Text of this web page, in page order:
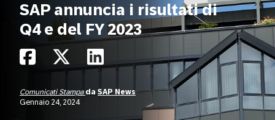
SAP annuncia i risultati di
Q4 e del FY 2023
Comunicati Stampa da SAP News
Gennaio 24, 2024